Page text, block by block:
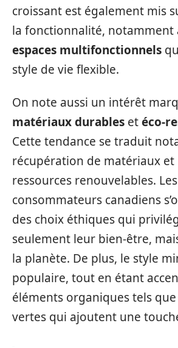
croissant est également mis
la fonctionnalité, notamment
espaces multifonctionnels
style de vie flexible.
On note aussi un intérêt
matériaux durables etéco-
Cette tendance se traduit
récupération de matériaux et
ressources renouvelables. Les
consommateurs canadiens
des choix éthiques qui
seulement leur bien-être,
la planète. De plus, le style
populaire, tout en étant
éléments organiques tels
vertes qui ajoutent une